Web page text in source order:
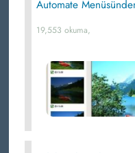
Automate
19,553 okuma,